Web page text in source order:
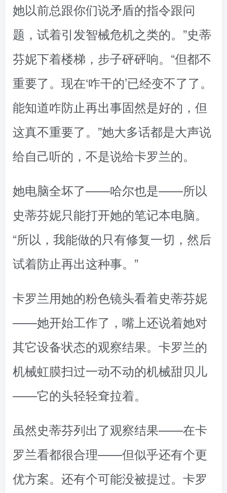
她以前总跟你们说矛盾的指令跟问
题，试着引发智械危机之类的。”史蒂
芬妮下着楼梯，步子砰砰响。“但都不
重要了。现在‘咋干的’已经变不了了。
能知道咋防止再出事固然是好的，但
这真不重要了。”她大多话都是大声说
给自己听的，不是说给卡罗兰的。
她电脑全坏了——哈尔也是——所以
史蒂芬妮只能打开她的笔记本电脑。
“所以，我能做的只有修复一切，然后
试着防止再出这种事。”
卡罗兰用她的粉色镜头看着史蒂芬妮
——她开始工作了，嘴上还说着她对
其它设备状态的观察结果。卡罗兰的
机械虹膜扫过一动不动的机械甜贝儿
——它的头轻轻耷拉着。
虽然史蒂芬列出了观察结果——在卡
罗兰看都很合理——但似乎还有个更
优方案。还有个可能没被提过。卡罗